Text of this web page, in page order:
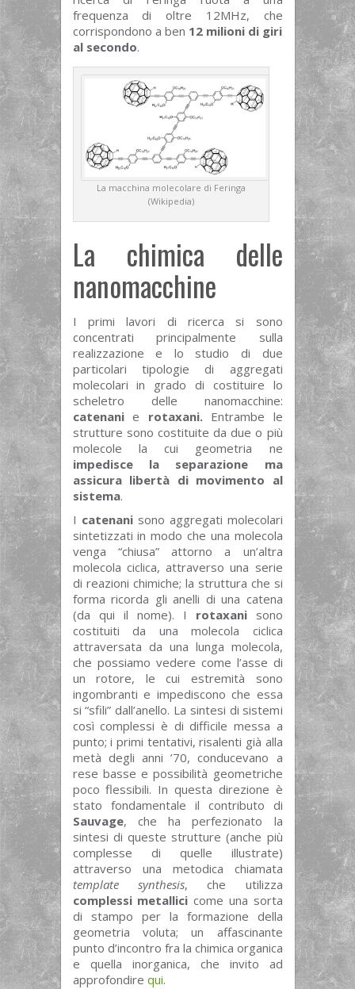
frequenza di oltre 12MHz, che
corrispondono a ben 12 milioni di giri
al secondo.
La macchina molecolare di Feringa
(Wikipedia)
La chimica delle
nanomacchine
I primi lavori di ricerca si sono
concentrati principalmente sulla
realizzazione e lo studio di due
particolari tipologie di aggregati
molecolari in grado di costituire lo
scheletro delle nanomacchine:
catenanie rotaxani. Entrambe le
strutture sono costituite da due o più
molecole la cui geometria ne
impedisce la separazione ma
assicura libertà di movimento al
sistema.
I catenanisono aggregati molecolari
sintetizzati in modo che una molecola
venga “chiusa” attorno a un’altra
molecola ciclica, attraverso una serie
di reazioni chimiche; la struttura che si
forma ricorda gli anelli di una catena
(da qui il nome). I rotaxanisono
costituiti da una molecola ciclica
attraversata da una lunga molecola,
che possiamo vedere come l’asse di
un rotore, le cui estremità sono
ingombranti e impediscono che essa
si “sfili” dall’anello. La sintesi di sistemi
così complessi è di difficile messa a
punto; i primi tentativi, risalenti già alla
metà degli anni ’70, conducevano a
rese basse e possibilità geometriche
poco flessibili. In questa direzione è
stato fondamentale il contributo di
Sauvage, che ha perfezionato la
sintesi di queste strutture (anche più
complesse di quelle illustrate)
attraverso una metodica chiamata
template synthesis, che utilizza
complessi metallici come una sorta
di stampo per la formazione della
geometria voluta; un affascinante
punto d’incontro fra la chimica organica
e quella inorganica, che invito ad
approfondire qui.